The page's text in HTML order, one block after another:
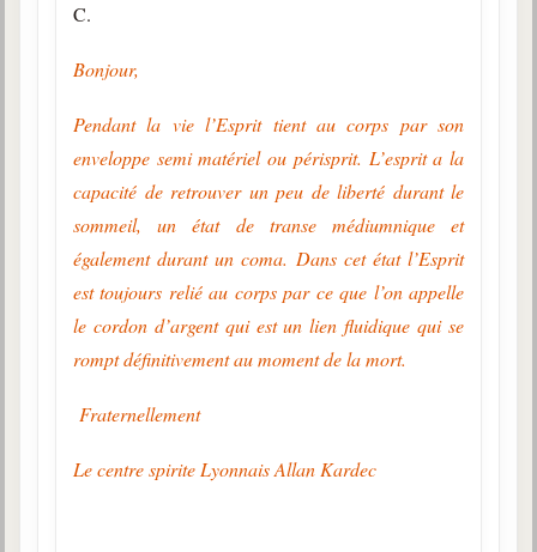
C.
Bonjour,
Pendant la vie l’Esprit tient au corps par son
enveloppe semi matériel ou périsprit. L’esprit a la
capacité de retrouver un peu de liberté durant le
sommeil, un état de transe médiumnique et
également durant un coma. Dans cet état l’Esprit
est toujours relié au corps par ce que l’on appelle
le cordon d’argent qui est un lien fluidique qui se
rompt définitivement au moment de la mort.
Fraternellement
Le centre spirite Lyonnais Allan Kardec